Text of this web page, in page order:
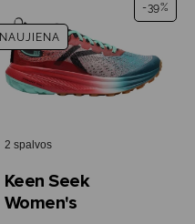
-39%
NAUJIENA
2 spalvos
Keen Seek
Women's